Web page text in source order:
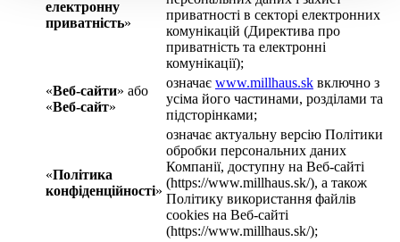
електронну
приватність»
приватності в секторі електронних
комунікацій (Директива про
приватність та електронні
комунікації);
«Веб-сайти» або
«Веб-сайт»
означає www.millhaus.sk включно з
усіма його частинами, розділами та
підсторінками;
«Політика
конфіденційності»
означає актуальну версію Політики
обробки персональних даних
Компанії, доступну на Веб-сайті
(https://www.millhaus.sk/), а також
Політику використання файлів
cookies на Веб-сайті
(https://www.millhaus.sk/);